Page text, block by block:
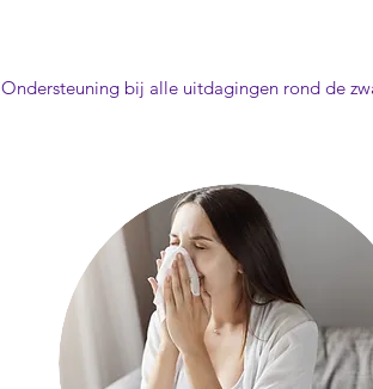
Ondersteuning bij alle uitdagingen rond de